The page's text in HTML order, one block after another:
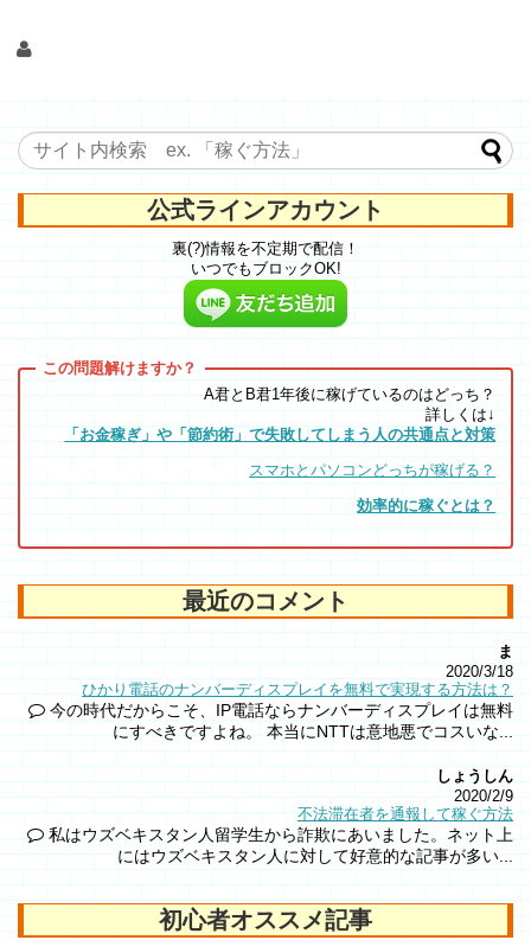
公式ラインアカウント
裏(?)情報を不定期で配信！
いつでもブロックOK!
A君とB君1年後に稼げているのはどっち？
詳しくは↓
「お金稼ぎ」や「節約術」で失敗してしまう人の共通点と対策
スマホとパソコンどっちが稼げる？
効率的に稼ぐとは？
最近のコメント
ま
2020/3/18
ひかり電話のナンバーディスプレイを無料で実現する方法は？
今の時代だからこそ、IP電話ならナンバーディスプレイは無料
にすべきですよね。 本当にNTTは意地悪でコスいな...
しょうしん
2020/2/9
不法滞在者を通報して稼ぐ方法
私はウズベキスタン人留学生から詐欺にあいました。ネット上
にはウズベキスタン人に対して好意的な記事が多い...
初心者オススメ記事